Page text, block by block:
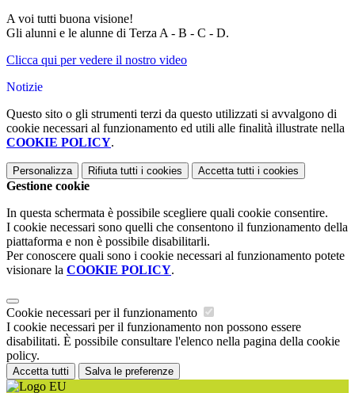
A voi tutti buona visione!
Gli alunni e le alunne di Terza A - B - C - D.
Clicca qui per vedere il nostro video
Notizie
Questo sito o gli strumenti terzi da questo utilizzati si avvalgono di
cookie necessari al funzionamento ed utili alle finalità illustrate nella
COOKIE POLICY.
Personalizza Rifiuta tutti i cookies Accetta tutti i cookies
Gestione cookie
In questa schermata è possibile scegliere quali cookie consentire.
I cookie necessari sono quelli che consentono il funzionamento della
piattaforma e non è possibile disabilitarli.
Per conoscere quali sono i cookie necessari al funzionamento potete
visionare la COOKIE POLICY.
Cookie necessari per il funzionamento
I cookie necessari per il funzionamento non possono essere
disabilitati. È possibile consultare l'elenco nella pagina della cookie
policy.
Accetta tutti Salva le preferenze